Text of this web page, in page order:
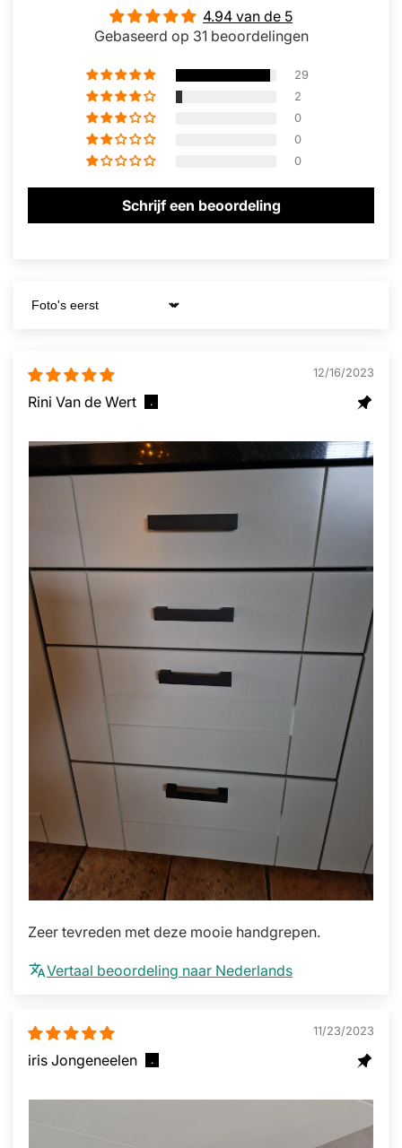
4.94 van de 5
Gebaseerd op 31 beoordelingen
29
2
0
0
0
Schrijf een beoordeling
Sort by
12/16/2023
Rini Van de Wert
Zeer tevreden met deze mooie handgrepen.
Vertaal beoordeling naar Nederlands
11/23/2023
iris Jongeneelen